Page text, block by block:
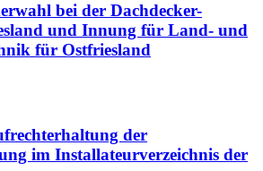
bei der Dachdecker-
und Innung für Land- und
für Ostfriesland
der
im Installateurverzeichnis der